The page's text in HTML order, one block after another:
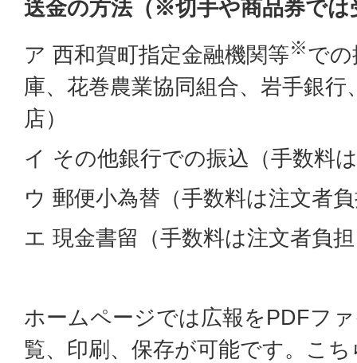
送金の方法（※切手や商品券で
ア 西和賀町指定金融機関等※で
庫、花巻農業協同組合、岩手銀行
店）
イ その他銀行での振込（手数料
ウ 郵便小為替（手数料は注文者
エ 現金書留（手数料は注文者負
ホームページでは広報をPDFフ
覧、印刷、保存が可能です。こ